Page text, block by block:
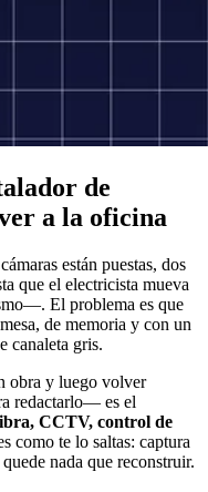
de
a la oficina
están puestas, dos
que el electricista mueva
El problema es que
de memoria y con un
canaleta gris.
obra y luego volver
redactarlo— es el
CCTV, control de
como te lo saltas: captura
nada que reconstruir.